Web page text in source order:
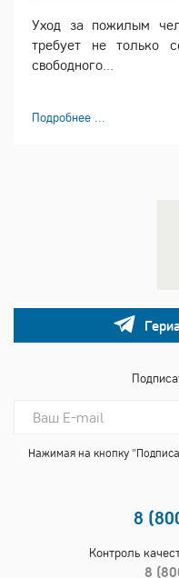
Уход за пожилым
требует не только
свободного...
Подробнее ...
Нажимая на кнопку
8
Контроль
8